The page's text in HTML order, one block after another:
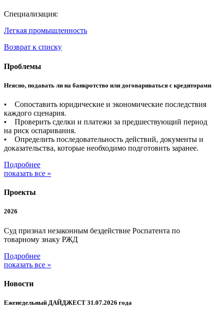
Специализация:
Легкая промышленность
Возврат к списку
Проблемы
Неясно, подавать ли на банкротство или договариваться с кредиторами
• Сопоставить юридические и экономические последствия
каждого сценария.
• Проверить сделки и платежи за предшествующий период
на риск оспаривания.
• Определить последовательность действий, документы и
доказательства, которые необходимо подготовить заранее.
Подробнее
показать все »
Проекты
2026
Суд признал незаконным бездействие Роспатента по
товарному знаку РЖД
Подробнее
показать все »
Новости
Еженедельный ДАЙДЖЕСТ 31.07.2026 года